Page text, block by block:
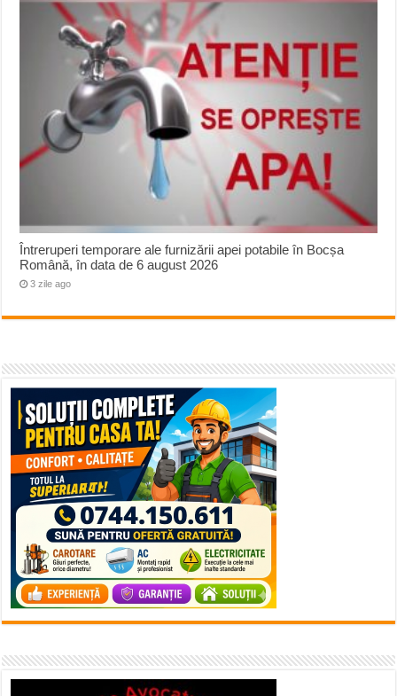
Întreruperi temporare ale furnizării apei potabile în Bocșa
Română, în data de 6 august 2026
3 zile ago